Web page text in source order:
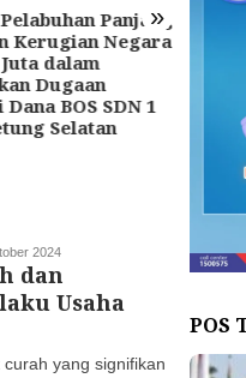
»
Panjang
Kerugian Negara
Juta dalam
Dugaan
BOS SDN 1
Selatan
2024
dan
Usaha
yang signifikan
POS